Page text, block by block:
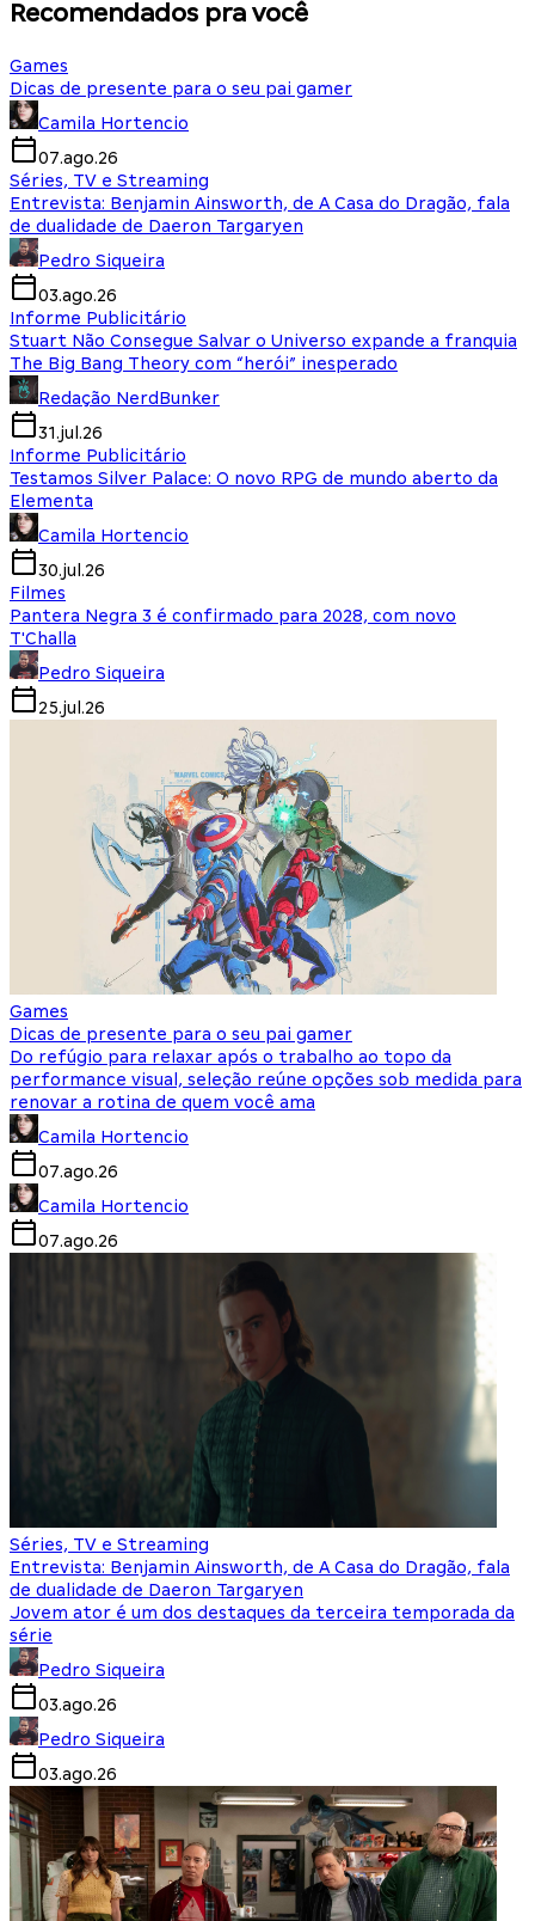
Recomendados pra você
Games
Dicas de presente para o seu pai gamer
Camila Hortencio
07.ago.26
Séries, TV e Streaming
Entrevista: Benjamin Ainsworth, de A Casa do Dragão, fala
de dualidade de Daeron Targaryen
Pedro Siqueira
03.ago.26
Informe Publicitário
Stuart Não Consegue Salvar o Universo expande a franquia
The Big Bang Theory com “herói” inesperado
Redação NerdBunker
31.jul.26
Informe Publicitário
Testamos Silver Palace: O novo RPG de mundo aberto da
Elementa
Camila Hortencio
30.jul.26
Filmes
Pantera Negra 3 é confirmado para 2028, com novo
T'Challa
Pedro Siqueira
25.jul.26
Games
Dicas de presente para o seu pai gamer
Do refúgio para relaxar após o trabalho ao topo da
performance visual, seleção reúne opções sob medida para
renovar a rotina de quem você ama
Camila Hortencio
07.ago.26
Camila Hortencio
07.ago.26
Séries, TV e Streaming
Entrevista: Benjamin Ainsworth, de A Casa do Dragão, fala
de dualidade de Daeron Targaryen
Jovem ator é um dos destaques da terceira temporada da
série
Pedro Siqueira
03.ago.26
Pedro Siqueira
03.ago.26